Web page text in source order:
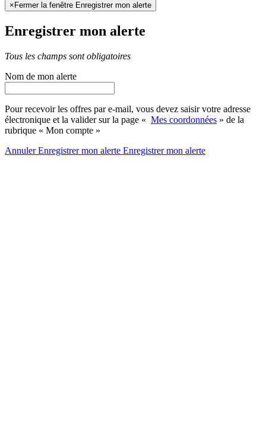
× Fermer la fenêtre Enregistrer mon alerte
Enregistrer mon alerte
Tous les champs sont obligatoires
Nom de mon alerte
Pour recevoir les offres par e-mail, vous devez saisir votre adresse
électronique et la valider sur la page « Mes coordonnées » de la
rubrique « Mon compte »
AnnulerEnregistrer mon alerte Enregistrermon alerte